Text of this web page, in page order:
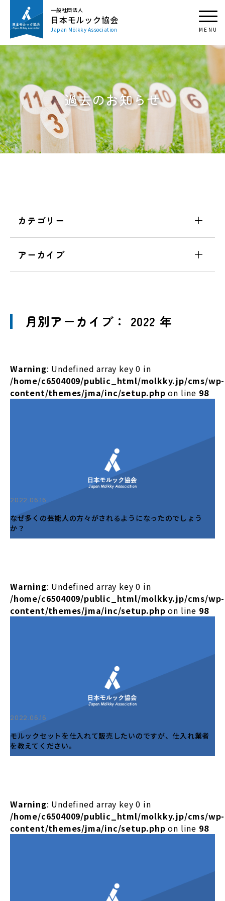
一般社団法人
日本モルック協会
Japan Mölkky Association
過去のお知らせ
月別アーカイブ： 2022 年
Warning: Undefined array key 0 in
/home/c6504009/public_html/molkky.jp/cms/wp-
content/themes/jma/inc/setup.php on line 98
2022.06.16
なぜ多くの芸能人の方々がされるようになったのでしょう
か？
Warning: Undefined array key 0 in
/home/c6504009/public_html/molkky.jp/cms/wp-
content/themes/jma/inc/setup.php on line 98
2022.06.16
モルックセットを仕入れて販売したいのですが、仕入れ業者
を教えてください。
Warning: Undefined array key 0 in
/home/c6504009/public_html/molkky.jp/cms/wp-
content/themes/jma/inc/setup.php on line 98
カテゴリー
アーカイブ